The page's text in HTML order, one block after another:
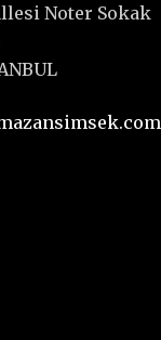
Noter Sokak